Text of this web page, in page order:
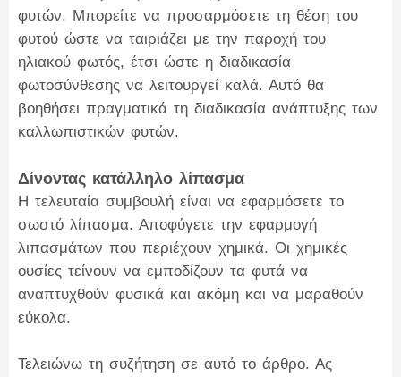
φυτών. Μπορείτε να προσαρμόσετε τη θέση του
φυτού ώστε να ταιριάζει με την παροχή του
ηλιακού φωτός, έτσι ώστε η διαδικασία
φωτοσύνθεσης να λειτουργεί καλά. Αυτό θα
βοηθήσει πραγματικά τη διαδικασία ανάπτυξης των
καλλωπιστικών φυτών.
Δίνοντας κατάλληλο λίπασμα
Η τελευταία συμβουλή είναι να εφαρμόσετε το
σωστό λίπασμα. Αποφύγετε την εφαρμογή
λιπασμάτων που περιέχουν χημικά. Οι χημικές
ουσίες τείνουν να εμποδίζουν τα φυτά να
αναπτυχθούν φυσικά και ακόμη και να μαραθούν
εύκολα.
Τελειώνω τη συζήτηση σε αυτό το άρθρο. Ας